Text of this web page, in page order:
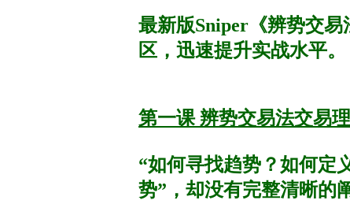
最新版Sniper《辨势交
区，迅速提升实战水平。
第一课 辨势交易法交易
“如何寻找趋势？如何定
势”，却没有完整清晰的